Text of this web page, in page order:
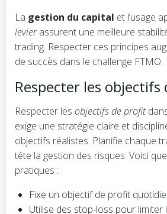
La gestion du capital et l’usage
levierassurent une meilleure
trading. Respecter ces principes
de succès dans le challenge FTMO.
Respecter les
Respecter les objectifs de profit
exige une stratégie claire et
objectifs réalistes. Planifie chaque
tête la gestion des risques. Voici
pratiques :
Fixe un objectif de profit
Utilise des stop-loss pour limiter